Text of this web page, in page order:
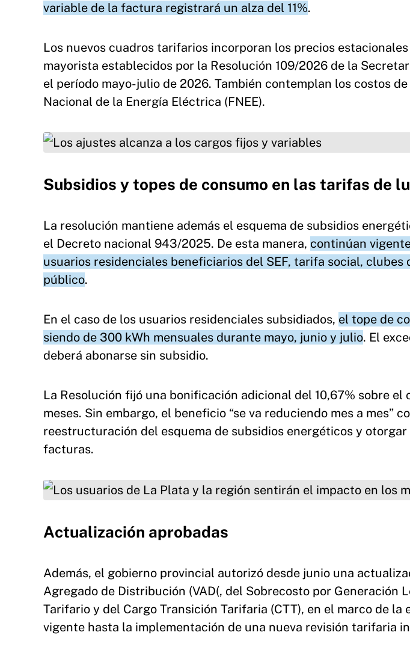
variable de la factura registrará un alza del 11%.
Los nuevos cuadros tarifarios incorporan los precios
mayorista establecidos por la Resolución 109/2026 de la
el período mayo-julio de 2026. También contemplan los costos
Nacional de la Energía Eléctrica (FNEE).
Subsidios y topes de consumo en las tarifas de
La resolución mantiene además el esquema de subsidios
el Decreto nacional 943/2025. De esta manera, continúan
usuarios residenciales beneficiarios del SEF, tarifa social, clubes
público.
En el caso de los usuarios residenciales subsidiados, el tope de
siendo de 300 kWh mensuales durante mayo, junio y julio. El
deberá abonarse sin subsidio.
La Resolución fijó una bonificación adicional del 10,67% sobre el
meses. Sin embargo, el beneficio “se va reduciendo mes a mes”
reestructuración del esquema de subsidios energéticos y
facturas.
Actualización aprobadas
Además, el gobierno provincial autorizó desde junio una
Agregado de Distribución (VAD(, del Sobrecosto por Generación
Tarifario y del Cargo Transición Tarifaria (CTT), en el marco de
vigente hasta la implementación de una nueva revisión tarifaria